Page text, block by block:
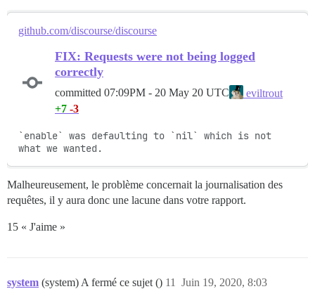
github.com/discourse/discourse
FIX: Requests were not being logged
correctly
committed 07:09PM - 20 May 20 UTC
eviltrout
+7 -3
`enable` was defaulting to `nil` which is not
what we wanted.
Malheureusement, le problème concernait la journalisation des
requêtes, il y aura donc une lacune dans votre rapport.
15 « J'aime »
system (system) A fermé ce sujet () Juin 19, 2020, 8:03
11